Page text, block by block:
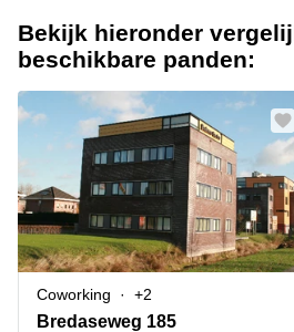
Kantoorruimten
Business
Flexplekken
Coworking
Spaces
Vergaderruimten
Virtueel
Kantoor
Bedrijfsruimte
Alkmaar
Amsterdam
Westpoort
Bergen
op
Zoom
Amersfoort
Breda
Kantoorruimte
in Breda
Kantoor
huren
Bergen
Zoom
Kantoor
huren
Tiel
Kantoor
huren
Over ons
Voeg je kantoorruimte toe
Huurprijs
Log in
Bekijk hieronder
beschikbare panden:
Coworking +2
Bredaseweg 185